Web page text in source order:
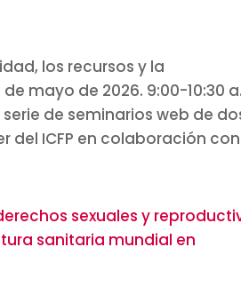
los recursos y la
mayo de 2026. 9:00-10:30
serie de seminarios web de
ICFP en colaboración